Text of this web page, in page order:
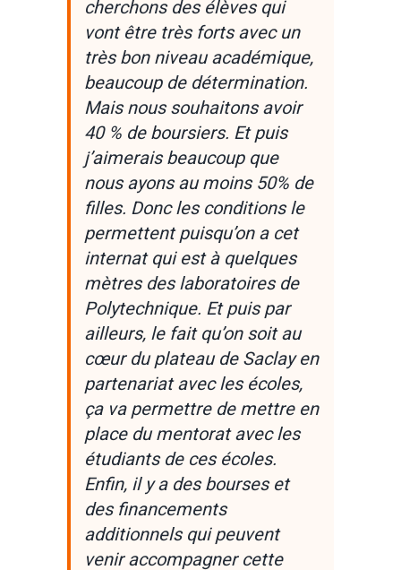
cherchons des élèves qui
vont être très forts avec un
très bon niveau académique,
beaucoup de détermination.
Mais nous souhaitons avoir
40 % de boursiers. Et puis
j’aimerais beaucoup que
nous ayons au moins 50% de
filles. Donc les conditions le
permettent puisqu’on a cet
internat qui est à quelques
mètres des laboratoires de
Polytechnique. Et puis par
ailleurs, le fait qu’on soit au
cœur du plateau de Saclay en
partenariat avec les écoles,
ça va permettre de mettre en
place du mentorat avec les
étudiants de ces écoles.
Enfin, il y a des bourses et
des financements
additionnels qui peuvent
venir accompagner cette